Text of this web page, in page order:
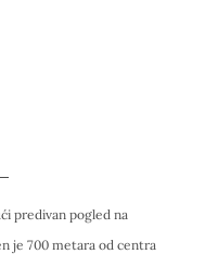
predivan pogled na
je 700 metara od centra